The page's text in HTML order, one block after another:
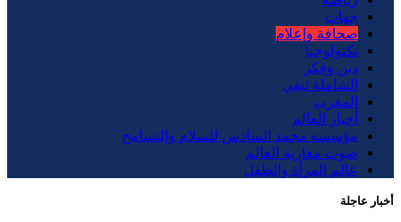
جهات
صحافة وإعلام
تكنولوجيا
دين وفكر
الشاملة تيفي
المغرب
أخبار العالم
مؤسسة محمد السادس للسلام والتسامح
صوت مغاربة العالم
عالم المرأة والطفل
أخبار عاجلة